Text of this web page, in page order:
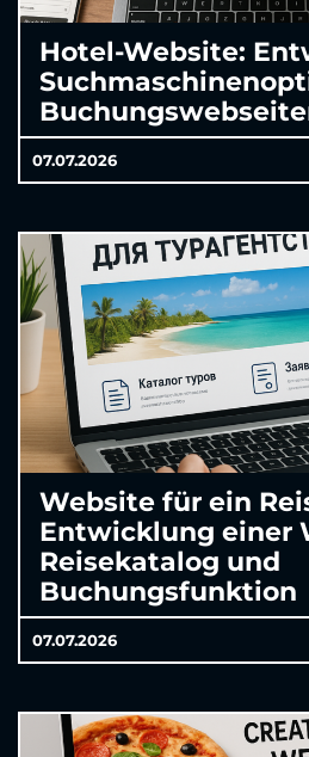
Hotel-Website:
07.07.2026
Website für ein
Entwicklung einer
Reisekatalog und
Buchungsfunktion
07.07.2026